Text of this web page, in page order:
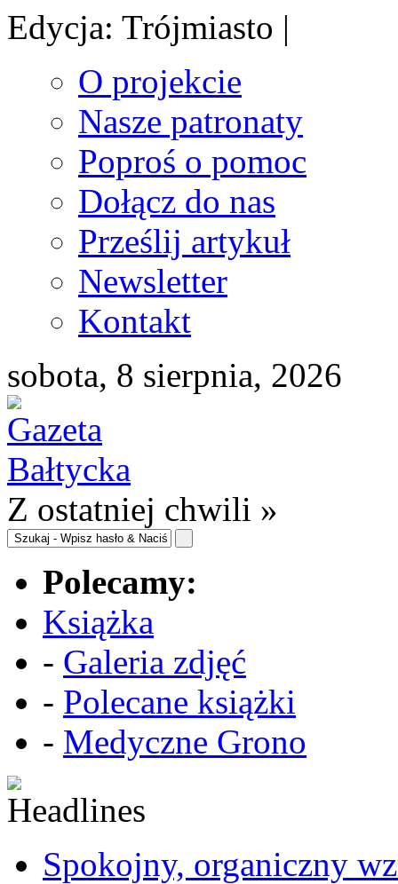
Edycja: Trójmiasto |
O projekcie
Nasze patronaty
Poproś o pomoc
Dołącz do nas
Prześlij artykuł
Newsletter
Kontakt
sobota, 8 sierpnia, 2026
Z ostatniej chwili »
Polecamy:
Książka
- Galeria zdjęć
- Polecane książki
- Medyczne Grono
Spokojny, organiczny